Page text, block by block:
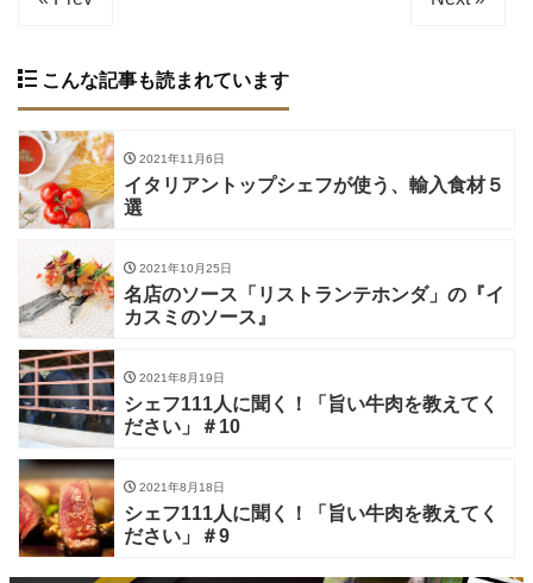
こんな記事も読まれています
2021年11月6日
イタリアントップシェフが使う、輸入食材５
選
2021年10月25日
名店のソース「リストランテホンダ」の『イ
カスミのソース』
2021年8月19日
シェフ111人に聞く！「旨い牛肉を教えてく
ださい」＃10
2021年8月18日
シェフ111人に聞く！「旨い牛肉を教えてく
ださい」＃9